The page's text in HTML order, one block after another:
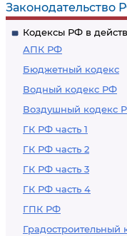
Законодательство
Кодексы РФ в
АПК РФ
Бюджетный кодекс
Водный кодекс РФ
Воздушный кодекс
ГК РФ часть 1
ГК РФ часть 2
ГК РФ часть 3
ГК РФ часть 4
ГПК РФ
Градостроительный